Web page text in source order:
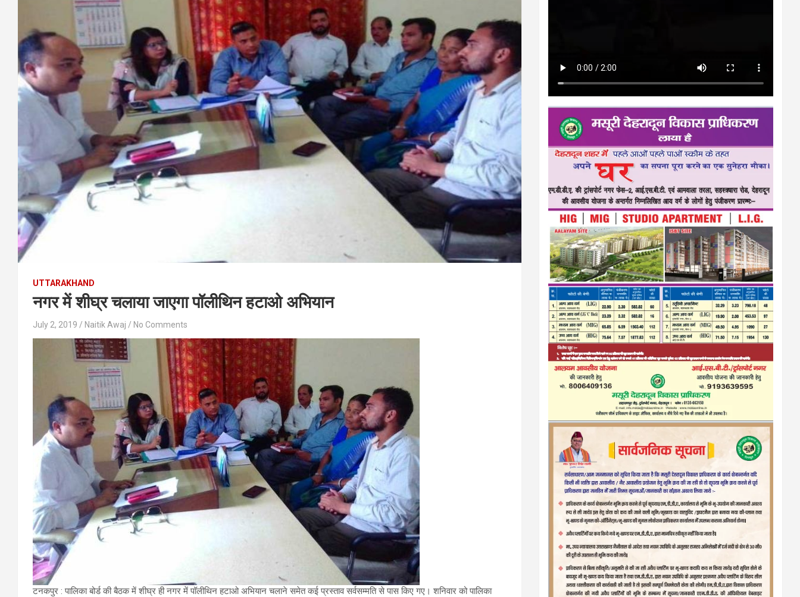
UTTARAKHAND
नगर में शीघ्र चलाया जाएगा पॉलीथिन हटाओ अभियान
July 2, 2019 Naitik Awaj No Comments
टनकपुर : पालिका बोर्ड की बैठक में शीघ्र ही नगर में पॉलीथिन हटाओ अभियान चलाने समेत कई प्रस्ताव सर्वसम्मति से पास किए गए। शनिवार को पालिका